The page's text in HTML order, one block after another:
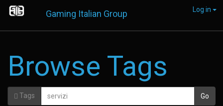
Gaming Italian Group Log in
Browse Tags
Tags